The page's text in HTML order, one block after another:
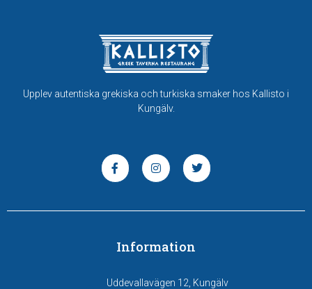
Upplev autentiska grekiska och turkiska smaker hos Kallisto i
Kungälv.
Information
Uddevallavägen 12, Kungälv